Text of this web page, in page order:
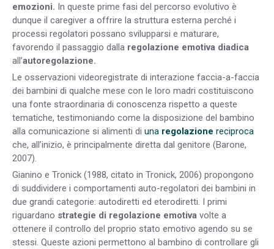
emozioni. In queste prime fasi del percorso evolutivo è
dunque il caregiver a offrire la struttura esterna perché i
processi regolatori possano svilupparsi e maturare,
favorendo il passaggio dalla regolazione emotiva diadica
all’autoregolazione.
Le osservazioni videoregistrate di interazione faccia-a-faccia
dei bambini di qualche mese con le loro madri costituiscono
una fonte straordinaria di conoscenza rispetto a queste
tematiche, testimoniando come la disposizione del bambino
alla comunicazione si alimenti di una regolazione reciproca
che, all’inizio, è principalmente diretta dal genitore (Barone,
2007).
Gianino e Tronick (1988, citato in Tronick, 2006) propongono
di suddividere i comportamenti auto-regolatori dei bambini in
due grandi categorie: autodiretti ed eterodiretti. I primi
riguardano strategie di regolazione emotiva volte a
ottenere il controllo del proprio stato emotivo agendo su se
stessi. Queste azioni permettono al bambino di controllare gli